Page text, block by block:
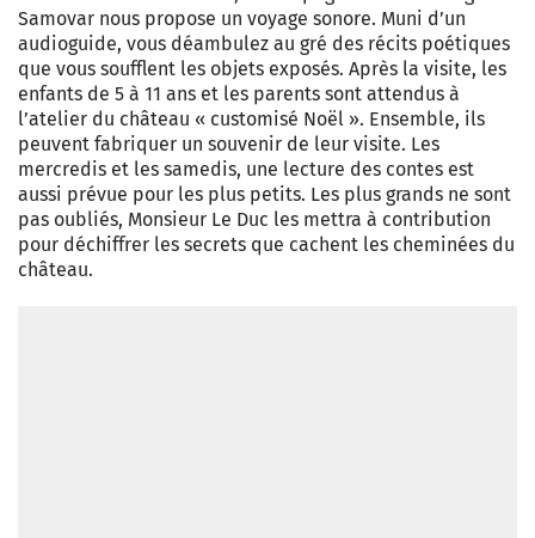
Samovar nous propose un voyage sonore. Muni d’un
audioguide, vous déambulez au gré des récits poétiques
que vous soufflent les objets exposés. Après la visite, les
enfants de 5 à 11 ans et les parents sont attendus à
l’atelier du château « customisé Noël ». Ensemble, ils
peuvent fabriquer un souvenir de leur visite. Les
mercredis et les samedis, une lecture des contes est
aussi prévue pour les plus petits. Les plus grands ne sont
pas oubliés, Monsieur Le Duc les mettra à contribution
pour déchiffrer les secrets que cachent les cheminées du
château.